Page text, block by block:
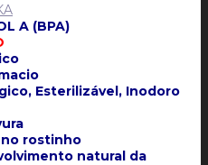
A (BPA)
Esterilizável, Inodoro
rostinho
natural da